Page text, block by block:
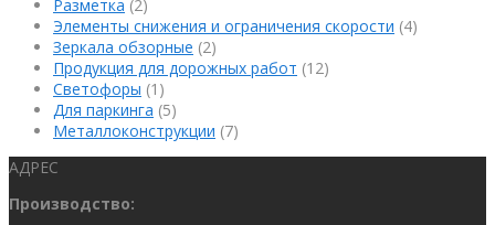
Разметка (2)
Элементы снижения и ограничения скорости (4)
Зеркала обзорные (2)
Продукция для дорожных работ (12)
Светофоры (1)
Для паркинга (5)
Металлоконструкции (7)
АДРЕС
Производство: